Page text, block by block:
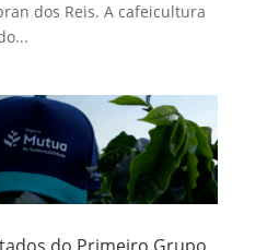
dos Reis. A cafeicultura
do Primeiro Grupo